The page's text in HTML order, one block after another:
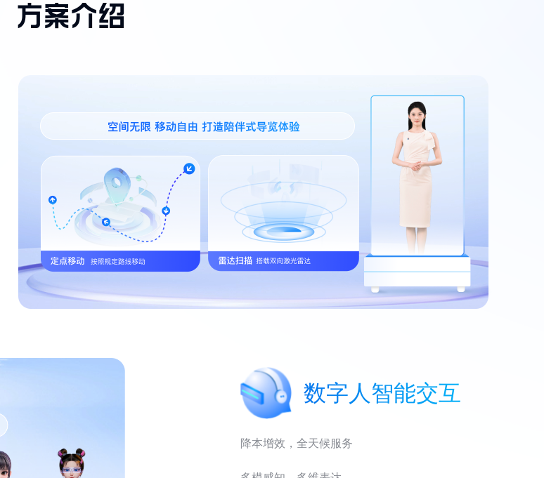
方案介绍
数字人智能交互
降本增效，全天候服务